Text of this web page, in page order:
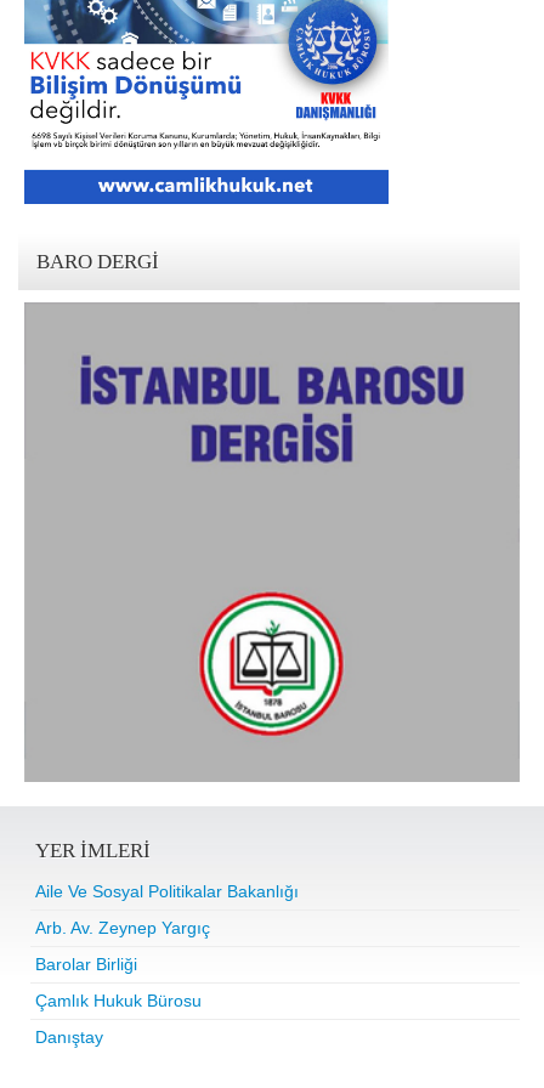
BARO DERGI
YER IMLERI
Aile Ve Sosyal Politikalar Bakanlığı
Arb. Av. Zeynep Yargıç
Barolar Birliği
Çamlık Hukuk Bürosu
Danıştay